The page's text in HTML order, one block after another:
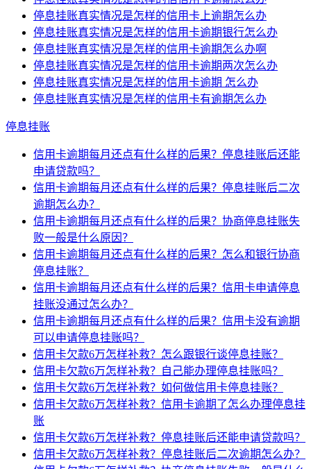
停息挂账真实情况是怎样的信用卡上逾期怎么办
停息挂账真实情况是怎样的信用卡逾期银行怎么办
停息挂账真实情况是怎样的信用卡逾期怎么办啊
停息挂账真实情况是怎样的信用卡逾期两次怎么办
停息挂账真实情况是怎样的信用卡逾期 怎么办
停息挂账真实情况是怎样的信用卡有逾期怎么办
停息挂账
信用卡逾期每月还点有什么样的后果？停息挂账后还能
申请贷款吗？
信用卡逾期每月还点有什么样的后果？停息挂账后二次
逾期怎么办？
信用卡逾期每月还点有什么样的后果？协商停息挂账失
败一般是什么原因？
信用卡逾期每月还点有什么样的后果？怎么和银行协商
停息挂账？
信用卡逾期每月还点有什么样的后果？信用卡申请停息
挂账没通过怎么办？
信用卡逾期每月还点有什么样的后果？信用卡没有逾期
可以申请停息挂账吗？
信用卡欠款6万怎样补救？怎么跟银行谈停息挂账？
信用卡欠款6万怎样补救？自己能办理停息挂账吗？
信用卡欠款6万怎样补救？如何做信用卡停息挂账？
信用卡欠款6万怎样补救？信用卡逾期了怎么办理停息挂
账
信用卡欠款6万怎样补救？停息挂账后还能申请贷款吗？
信用卡欠款6万怎样补救？停息挂账后二次逾期怎么办？